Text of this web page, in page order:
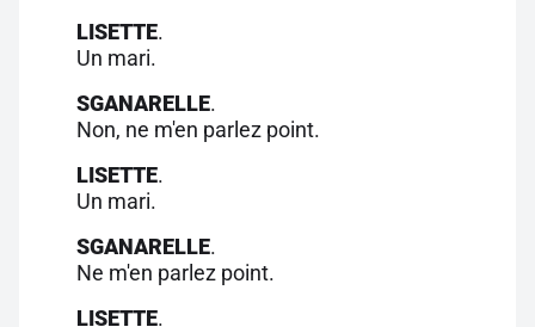
LISETTE.
Un mari.
SGANARELLE.
Non, ne m'en parlez point.
LISETTE.
Un mari.
SGANARELLE.
Ne m'en parlez point.
LISETTE.